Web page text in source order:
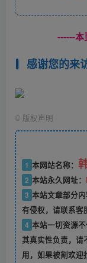
------本
感谢您的来
© 版权声明
1 本网站名称：
2 本站永久网址：
3 本站文章部分
有侵权，请联系客
4 本站一切资源
其真实性负责，请
用，如果被割欢迎